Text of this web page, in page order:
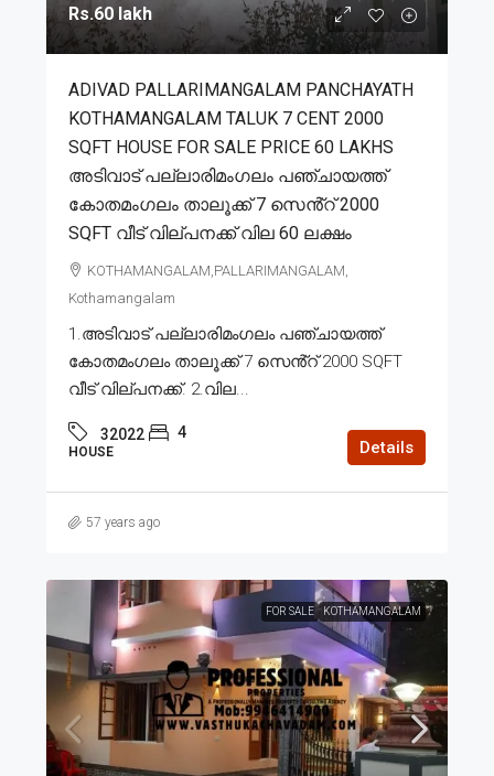
Rs.60 lakh
ADIVAD PALLARIMANGALAM PANCHAYATH
KOTHAMANGALAM TALUK 7 CENT 2000
SQFT HOUSE FOR SALE PRICE 60 LAKHS
അടിവാട് പല്ലാരിമംഗലം പഞ്ചായത്ത്
കോതമംഗലം താലൂക്ക് 7 സെൻ്റ് 2000
SQFT വീട് വില്പനക്ക് വില 60 ലക്ഷം
KOTHAMANGALAM,PALLARIMANGALAM,
Kothamangalam
1.അടിവാട് പല്ലാരിമംഗലം പഞ്ചായത്ത്
കോതമംഗലം താലൂക്ക് 7 സെൻ്റ് 2000 SQFT
വീട് വില്പനക്ക്. 2.വില...
32022 4
HOUSE Details
57 years ago
FOR SALE KOTHAMANGALAM